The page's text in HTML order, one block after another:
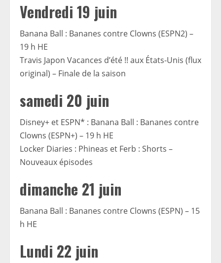
Vendredi 19 juin
Banana Ball : Bananes contre Clowns (ESPN2) –
19 h HE
Travis Japon Vacances d’été !! aux États-Unis (flux
original) – Finale de la saison
samedi 20 juin
Disney+ et ESPN* : Banana Ball : Bananes contre
Clowns (ESPN+) – 19 h HE
Locker Diaries : Phineas et Ferb : Shorts –
Nouveaux épisodes
dimanche 21 juin
Banana Ball : Bananes contre Clowns (ESPN) – 15
h HE
Lundi 22 juin